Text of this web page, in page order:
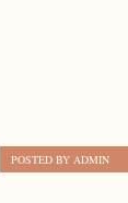
POSTED BY ADMIN